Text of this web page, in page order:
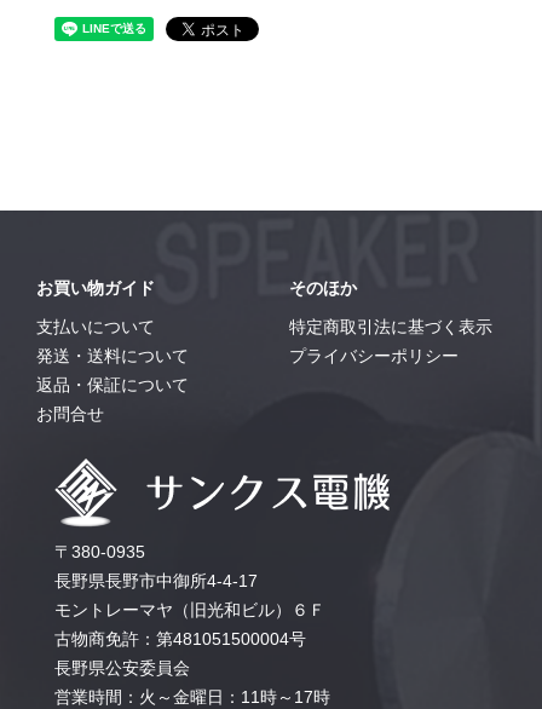
お買い物ガイド
支払いについて
発送・送料について
返品・保証について
お問合せ
そのほか
特定商取引法に基づく表示
プライバシーポリシー
〒380-0935
長野県長野市中御所4-4-17
モントレーマヤ（旧光和ビル）６Ｆ
古物商免許：第481051500004号
長野県公安委員会
営業時間：火～金曜日：11時～17時